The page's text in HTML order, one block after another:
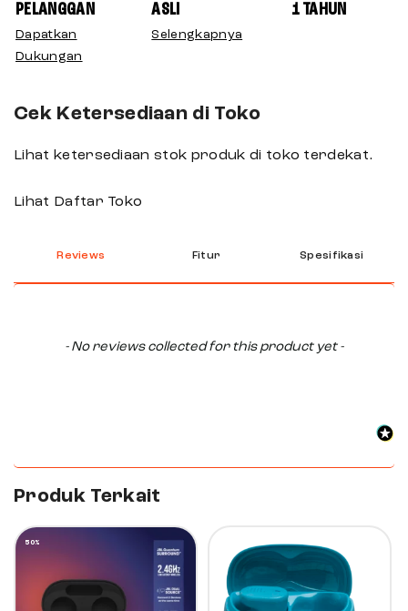
PELANGGAN
Dapatkan
Dukungan
ASLI
Selengkapnya
1 TAHUN
Cek Ketersediaan di Toko
Lihat ketersediaan stok produk di toko terdekat.
Lihat Daftar Toko
Reviews Fitur Spesifikasi
- No reviews collected for this product yet -
New content loaded
Produk Terkait
50%